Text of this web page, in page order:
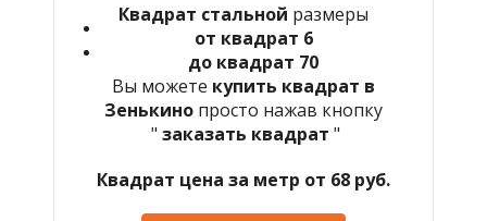
Квадрат стальной размеры
от квадрат 6
до квадрат 70
Вы можете купить квадрат в
Зенькино просто нажав кнопку
" заказать квадрат "
Квадрат цена за метр от 68 руб.